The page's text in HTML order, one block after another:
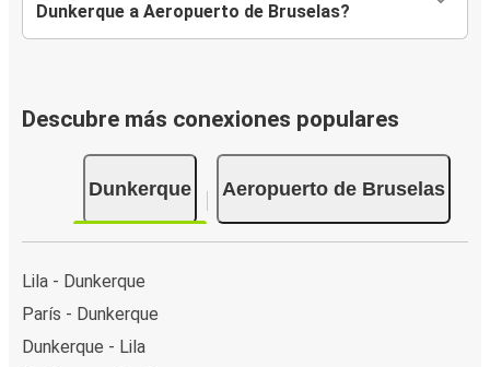
Dunkerque a Aeropuerto de Bruselas?
Descubre más conexiones populares
Dunkerque Aeropuerto de Bruselas
Lila - Dunkerque
París - Dunkerque
Dunkerque - Lila